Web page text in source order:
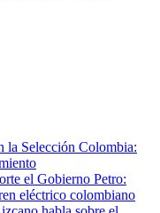
la Selección Colombia:
el Gobierno Petro:
eléctrico colombiano